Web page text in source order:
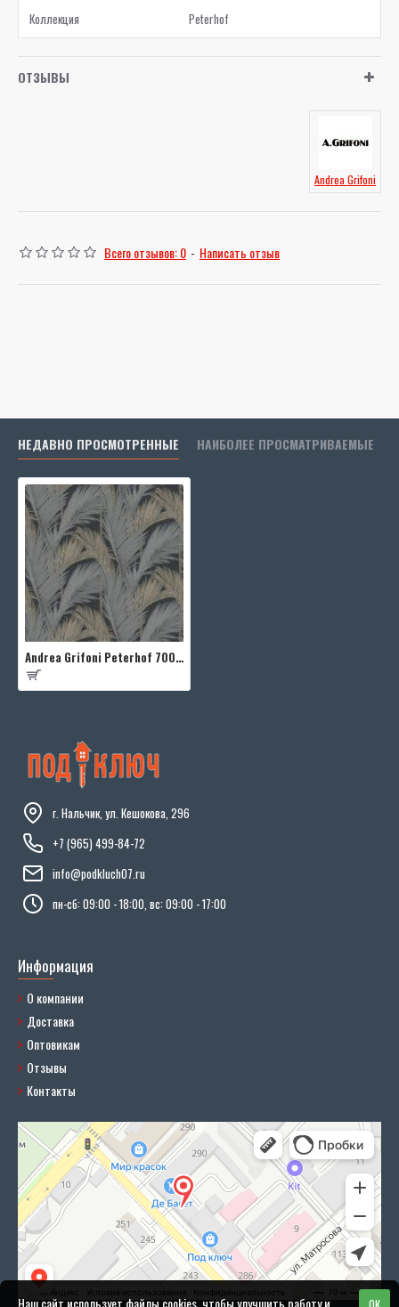
Коллекция Peterhof
ОТЗЫВЫ
Andrea Grifoni
Всего отзывов: 0 - Написать отзыв
НЕДАВНО ПРОСМОТРЕННЫЕ НАИБОЛЕЕ ПРОСМАТРИВАЕМЫЕ
Andrea Grifoni Peterhof 7002-6
г. Нальчик, ул. Кешокова, 296
+7 (965) 499-84-72
info@podkluch07.ru
пн-сб: 09:00 - 18:00, вс: 09:00 - 17:00
Информация
О компании
Доставка
Оптовикам
Отзывы
Контакты
Наш сайт использует файлы cookies, чтобы улучшить работу и